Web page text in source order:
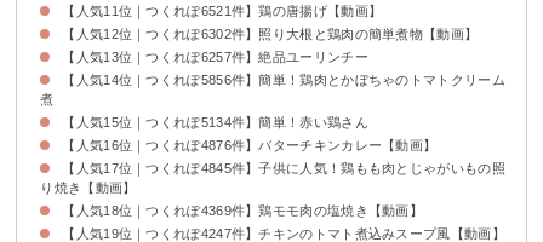
【人気11位｜つくれぽ6521件】鶏の唐揚げ【動画】
【人気12位｜つくれぽ6302件】照り大根と鶏肉の簡単煮物【動画】
【人気13位｜つくれぽ6257件】絶品ユーリンチー
【人気14位｜つくれぽ5856件】簡単！鶏肉とかぼちゃのトマトクリーム
煮
【人気15位｜つくれぽ5134件】簡単！赤い鶏さん
【人気16位｜つくれぽ4876件】バターチキンカレー【動画】
【人気17位｜つくれぽ4845件】子供に人気！鶏もも肉とじゃがいもの照
り焼き【動画】
【人気18位｜つくれぽ4369件】鶏モモ肉の塩焼き【動画】
【人気19位｜つくれぽ4247件】チキンのトマト煮込みスープ風【動画】